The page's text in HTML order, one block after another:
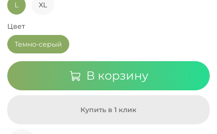
В корзину
Купить в 1 клик
L XL
Цвет
Темно-серый